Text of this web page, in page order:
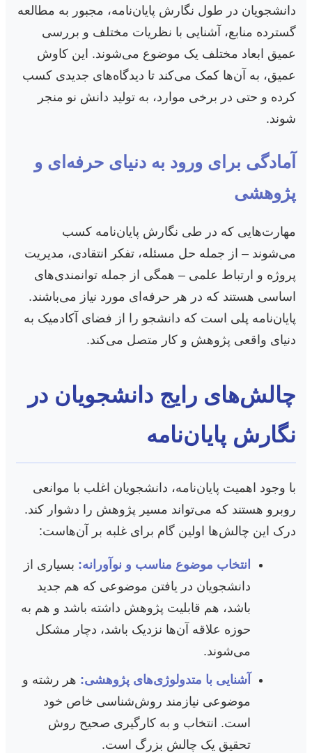
دانشجویان در طول نگارش پایان‌نامه، مجبور به مطالعه
گسترده منابع، آشنایی با نظریات مختلف و بررسی
عمیق ابعاد مختلف یک موضوع می‌شوند. این کاوش
عمیق، به آن‌ها کمک می‌کند تا دیدگاه‌های جدیدی کسب
کرده و حتی در برخی موارد، به تولید دانش نو منجر
شوند.
آمادگی برای ورود به دنیای حرفه‌ای و
پژوهشی
مهارت‌هایی که در طی نگارش پایان‌نامه کسب
می‌شوند – از جمله حل مسئله، تفکر انتقادی، مدیریت
پروژه و ارتباط علمی – همگی از جمله توانمندی‌های
اساسی هستند که در هر حرفه‌ای مورد نیاز می‌باشند.
پایان‌نامه پلی است که دانشجو را از فضای آکادمیک به
دنیای واقعی پژوهش و کار متصل می‌کند.
چالش‌های رایج دانشجویان در
نگارش پایان‌نامه
با وجود اهمیت پایان‌نامه، دانشجویان اغلب با موانعی
روبرو هستند که می‌تواند مسیر پژوهش را دشوار کند.
درک این چالش‌ها اولین گام برای غلبه بر آن‌هاست:
انتخاب موضوع مناسب و نوآورانه: بسیاری از
دانشجویان در یافتن موضوعی که هم جدید
باشد، هم قابلیت پژوهش داشته باشد و هم به
حوزه علاقه آن‌ها نزدیک باشد، دچار مشکل
می‌شوند.
آشنایی با متدولوژی‌های پژوهشی: هر رشته و
موضوعی نیازمند روش‌شناسی خاص خود
است. انتخاب و به کارگیری صحیح روش
تحقیق یک چالش بزرگ است.